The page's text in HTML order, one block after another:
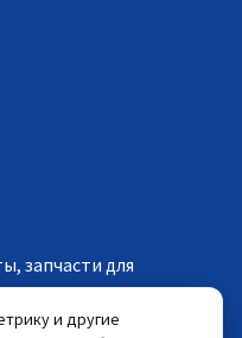
запчасти для
Все права
и другие